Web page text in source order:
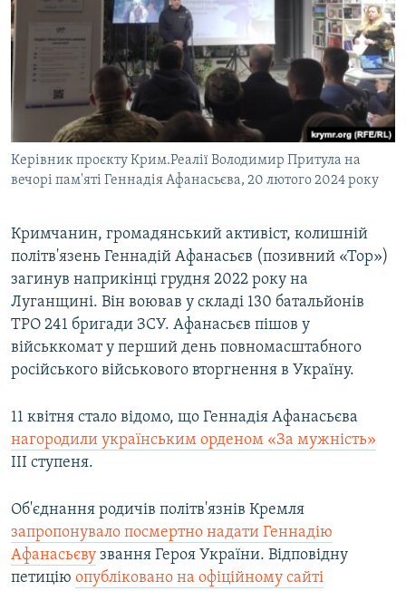
Керівник проєкту Крим.Реалії Володимир Притула на
вечорі пам'яті Геннадія Афанасьєва, 20 лютого 2024 року
Кримчанин, громадянський активіст, колишній
політв'язень Геннадій Афанасьєв (позивний «Тор»)
загинув наприкінці грудня 2022 року на
Луганщині. Він воював у складі 130 батальйонів
ТРО 241 бригади ЗСУ. Афанасьєв пішов у
військкомат у перший день повномасштабного
російського військового вторгнення в Україну.
11 квітня стало відомо, що Геннадія Афанасьєва
нагородили українським орденом «За мужність»
ІІІ ступеня.
Об'єднання родичів політв'язнів Кремля
запропонувало посмертно надати Геннадію
Афанасьєву звання Героя України. Відповідну
петицію опубліковано на офіційному сайті